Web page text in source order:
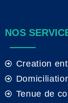
NOS
Creation
Tenue de